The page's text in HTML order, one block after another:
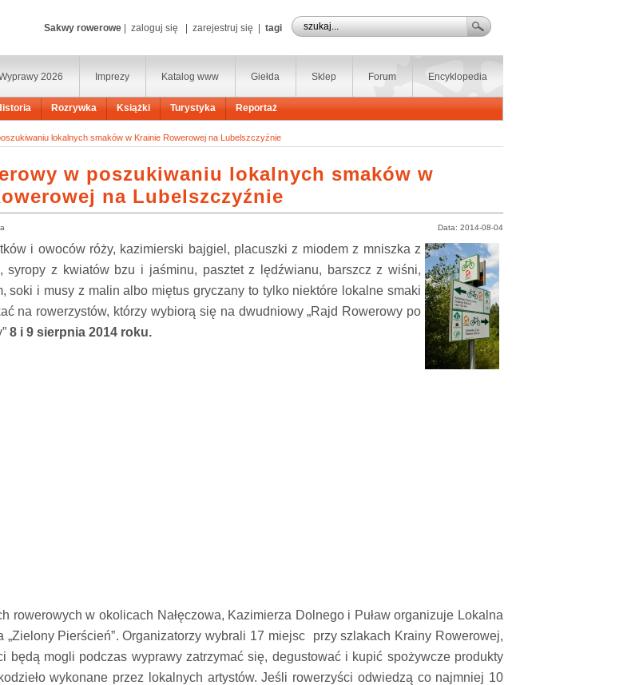
Sakwy rowerowe zaloguj się zarejestruj się tagi
Encyklopedia
Forum
Sklep
Giełda
Katalog www
Imprezy
2026
Rozrywka Książki Turystyka Reportaż
lokalnych smaków w Krainie Rowerowej na Lubelszczyźnie
w poszukiwaniu lokalnych smaków w
na Lubelszczyźnie
Data: 2014-08-04
i owoców róży, kazimierski bajgiel, placuszki z miodem z mniszka z
syropy z kwiatów bzu i jaśminu, pasztet z lędźwianu, barszcz z wiśni,
soki i musy z malin albo miętus gryczany to tylko niektóre lokalne smaki
na rowerzystów, którzy wybiorą się na dwudniowy „Rajd Rowerowy po
8 i 9 sierpnia 2014 roku.
rowerowych w okolicach Nałęczowa, Kazimierza Dolnego i Puław organizuje Lokalna
„Zielony Pierścień”. Organizatorzy wybrali 17 miejsc przy szlakach Krainy Rowerowej,
będą mogli podczas wyprawy zatrzymać się, degustować i kupić spożywcze produkty
wykonane przez lokalnych artystów. Jeśli rowerzyści odwiedzą co najmniej 10